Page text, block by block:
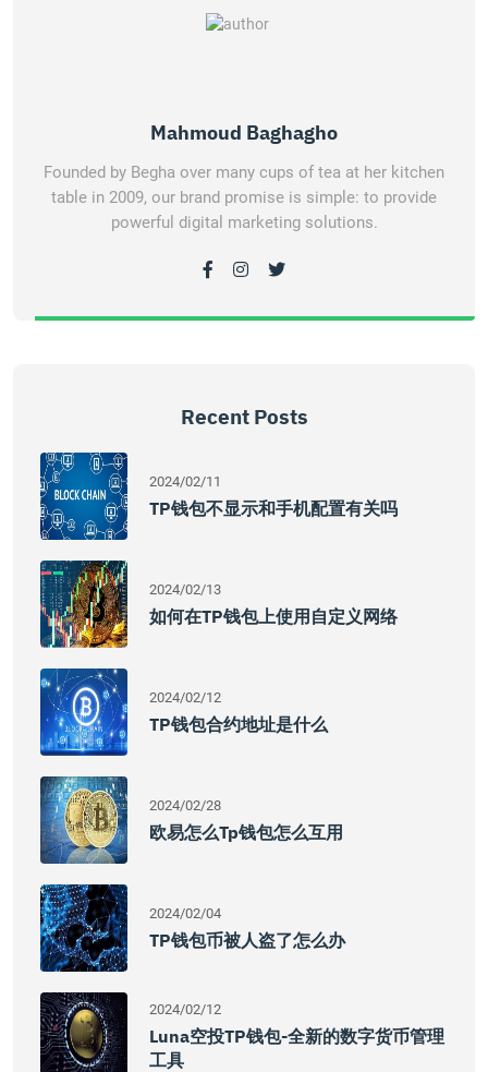
Mahmoud Baghagho
Founded by Begha over many cups of tea at her kitchen
table in 2009, our brand promise is simple: to provide
powerful digital marketing solutions.
Recent Posts
2024/02/11
TP钱包不显示和手机配置有关吗
2024/02/13
如何在TP钱包上使用自定义网络
2024/02/12
TP钱包合约地址是什么
2024/02/28
欧易怎么tp钱包怎么互用
2024/02/04
TP钱包币被人盗了怎么办
2024/02/12
Luna空投TP钱包-全新的数字货币管理
工具